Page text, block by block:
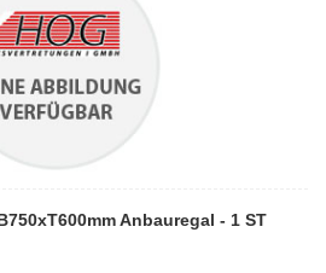
Anbauregal - 1 ST